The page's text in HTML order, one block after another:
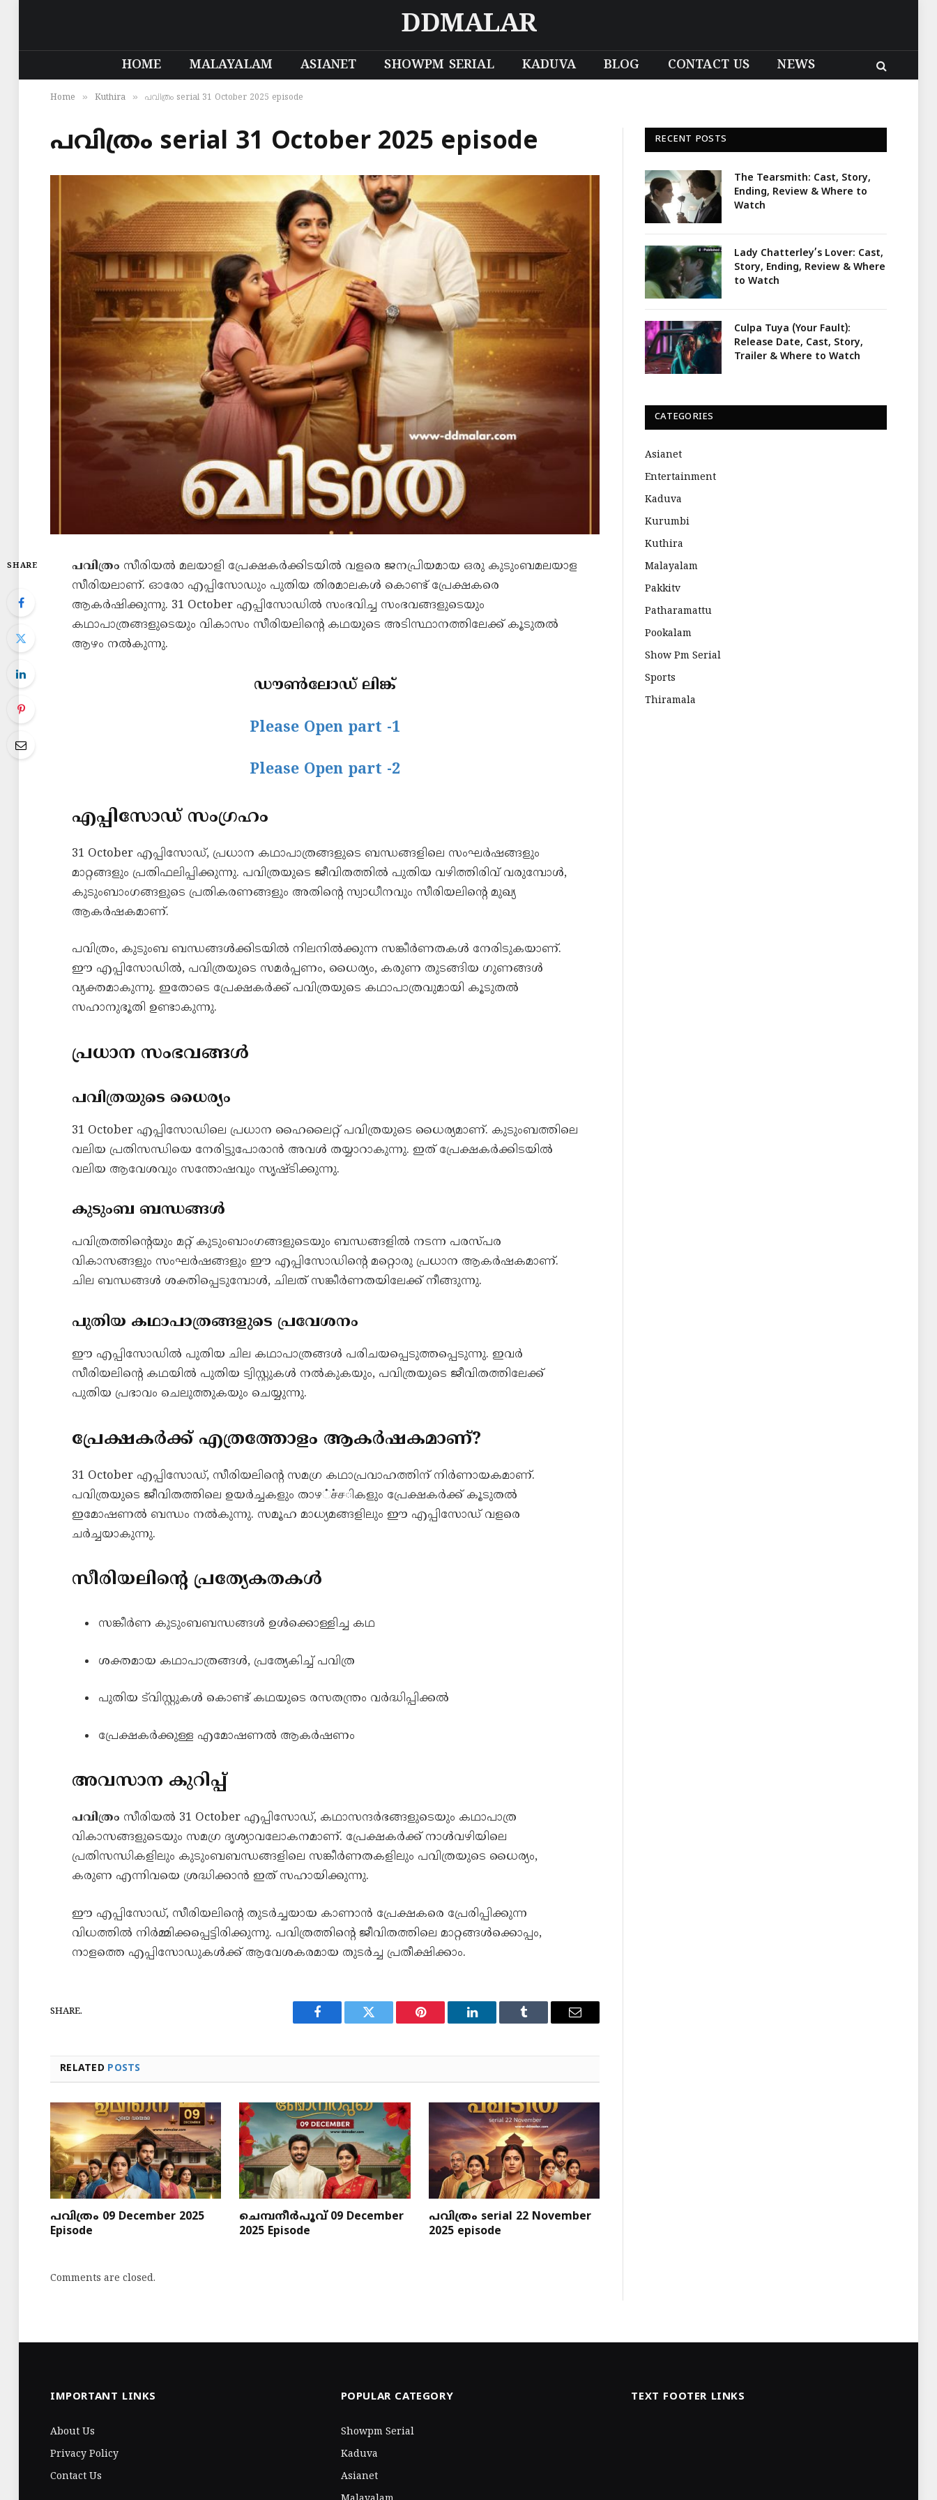
DDMALAR
HOME MALAYALAM ASIANET SHOWPM SERIAL KADUVA BLOG CONTACT US NEWS
Home » Kuthira » പവിത്രം serial 31 October 2025 episode
പവിത്രം serial 31 October 2025 episode
SHARE പവിത്രം സീരിയൽ മലയാളി പ്രേക്ഷകർക്കിടയിൽ വളരെ ജനപ്രിയമായ ഒരു കുടുംബമലയാള
സീരിയലാണ്. ഓരോ എപ്പിസോഡും പുതിയ തിരമാലകൾ കൊണ്ട് പ്രേക്ഷകരെ
ആകർഷിക്കുന്നു. 31 October എപ്പിസോഡിൽ സംഭവിച്ച സംഭവങ്ങളുടെയും
കഥാപാത്രങ്ങളുടെയും വികാസം സീരിയലിന്റെ കഥയുടെ അടിസ്ഥാനത്തിലേക്ക് കൂടുതൽ
ആഴം നൽകുന്നു.
ഡൗൺലോഡ് ലിങ്ക്
Please Open part -1
Please Open part -2
എപ്പിസോഡ് സംഗ്രഹം
31 October എപ്പിസോഡ്, പ്രധാന കഥാപാത്രങ്ങളുടെ ബന്ധങ്ങളിലെ സംഘർഷങ്ങളും
മാറ്റങ്ങളും പ്രതിഫലിപ്പിക്കുന്നു. പവിത്രയുടെ ജീവിതത്തിൽ പുതിയ വഴിത്തിരിവ് വരുമ്പോൾ,
കുടുംബാംഗങ്ങളുടെ പ്രതികരണങ്ങളും അതിന്‍റെ സ്വാധീനവും സീരിയലിന്റെ മുഖ്യ
ആകർഷകമാണ്.
പവിത്രം, കുടുംബ ബന്ധങ്ങൾക്കിടയിൽ നിലനിൽക്കുന്ന സങ്കീർണതകൾ നേരിടുകയാണ്.
ഈ എപ്പിസോഡിൽ, പവിത്രയുടെ സമർപ്പണം, ധൈര്യം, കരുണ തുടങ്ങിയ ഗുണങ്ങൾ
വ്യക്തമാകുന്നു. ഇതോടെ പ്രേക്ഷകർക്ക് പവിത്രയുടെ കഥാപാത്രവുമായി കൂടുതൽ
സഹാനുഭൂതി ഉണ്ടാകുന്നു.
പ്രധാന സംഭവങ്ങൾ
പവിത്രയുടെ ധൈര്യം
31 October എപ്പിസോഡിലെ പ്രധാന ഹൈലൈറ്റ് പവിത്രയുടെ ധൈര്യമാണ്. കുടുംബത്തിലെ
വലിയ പ്രതിസന്ധിയെ നേരിട്ടുപോരാൻ അവൾ തയ്യാറാകുന്നു. ഇത് പ്രേക്ഷകർക്കിടയിൽ
വലിയ ആവേശവും സന്തോഷവും സൃഷ്ടിക്കുന്നു.
കുടുംബ ബന്ധങ്ങൾ
പവിത്രത്തിന്റെയും മറ്റ് കുടുംബാംഗങ്ങളുടെയും ബന്ധങ്ങളിൽ നടന്ന പരസ്പര
വികാസങ്ങളും സംഘർഷങ്ങളും ഈ എപ്പിസോഡിന്റെ മറ്റൊരു പ്രധാന ആകർഷകമാണ്.
ചില ബന്ധങ്ങൾ ശക്തിപ്പെടുമ്പോൾ, ചിലത് സങ്കീർണതയിലേക്ക് നീങ്ങുന്നു.
പുതിയ കഥാപാത്രങ്ങളുടെ പ്രവേശനം
ഈ എപ്പിസോഡിൽ പുതിയ ചില കഥാപാത്രങ്ങൾ പരിചയപ്പെടുത്തപ്പെടുന്നു. ഇവർ
സീരിയലിന്റെ കഥയിൽ പുതിയ ട്വിസ്റ്റുകൾ നൽകുകയും, പവിത്രയുടെ ജീവിതത്തിലേക്ക്
പുതിയ പ്രഭാവം ചെലുത്തുകയും ചെയ്യുന്നു.
പ്രേക്ഷകർക്ക് എത്രത്തോളം ആകർഷകമാണ്?
31 October എപ്പിസോഡ്, സീരിയലിന്റെ സമഗ്ര കഥാപ്രവാഹത്തിന് നിർണായകമാണ്.
പവിത്രയുടെ ജീവിതത്തിലെ ഉയർച്ചകളും താഴ்ச்சികളും പ്രേക്ഷകർക്ക് കൂടുതൽ
ഇമോഷണൽ ബന്ധം നൽകുന്നു. സമൂഹ മാധ്യമങ്ങളിലും ഈ എപ്പിസോഡ് വളരെ
ചർച്ചയാകുന്നു.
സീരിയലിന്റെ പ്രത്യേകതകൾ
സങ്കീർണ കുടുംബബന്ധങ്ങൾ ഉൾക്കൊള്ളിച്ച കഥ
ശക്തമായ കഥാപാത്രങ്ങൾ, പ്രത്യേകിച്ച് പവിത്ര
പുതിയ ട്‌വിസ്റ്റുകൾ കൊണ്ട് കഥയുടെ രസതന്ത്രം വർദ്ധിപ്പിക്കൽ
പ്രേക്ഷകർക്കുള്ള എമോഷണൽ ആകർഷണം
അവസാന കുറിപ്പ്
പവിത്രം സീരിയൽ 31 October എപ്പിസോഡ്, കഥാസന്ദർഭങ്ങളുടെയും കഥാപാത്ര
വികാസങ്ങളുടെയും സമഗ്ര ദൃശ്യാവലോകനമാണ്. പ്രേക്ഷകർക്ക് നാൾവഴിയിലെ
പ്രതിസന്ധികളിലും കുടുംബബന്ധങ്ങളിലെ സങ്കീർണതകളിലും പവിത്രയുടെ ധൈര്യം,
കരുണ എന്നിവയെ ശ്രദ്ധിക്കാൻ ഇത് സഹായിക്കുന്നു.
ഈ എപ്പിസോഡ്, സീരിയലിന്റെ തുടർച്ചയായ കാണാൻ പ്രേക്ഷകരെ പ്രേരിപ്പിക്കുന്ന
വിധത്തിൽ നിർമ്മിക്കപ്പെട്ടിരിക്കുന്നു. പവിത്രത്തിന്റെ ജീവിതത്തിലെ മാറ്റങ്ങൾക്കൊപ്പം,
നാളത്തെ എപ്പിസോഡുകൾക്ക് ആവേശകരമായ തുടർച്ച പ്രതീക്ഷിക്കാം.
SHARE.
Facebook Twitter Pinterest LinkedIn Tumblr Email
RELATED POSTS
പവിത്രം 09 December 2025
Episode
ചെമ്പനീർപൂവ് 09 December
2025 Episode
പവിത്രം serial 22 November
2025 episode
Comments are closed.
RECENT POSTS
The Tearsmith: Cast, Story,
Ending, Review & Where to
Watch
Lady Chatterley’s Lover: Cast,
Story, Ending, Review & Where
to Watch
Culpa Tuya (Your Fault):
Release Date, Cast, Story,
Trailer & Where to Watch
CATEGORIES
Asianet
Entertainment
Kaduva
Kurumbi
Kuthira
Malayalam
Pakkitv
Patharamattu
Pookalam
Show Pm Serial
Sports
Thiramala
IMPORTANT LINKS
About Us
Privacy Policy
Contact Us
POPULAR CATEGORY
Showpm Serial
Kaduva
Asianet
TEXT FOOTER LINKS